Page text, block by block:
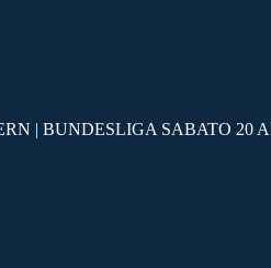
| BUNDESLIGA SABATO 20